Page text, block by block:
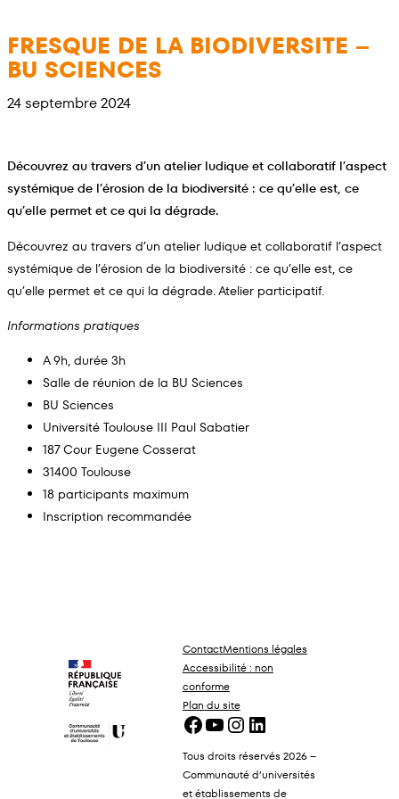
au
contenu
FRESQUE DE LA BIODIVERSITE –
BU SCIENCES
24 septembre 2024
Découvrez au travers d’un atelier ludique et collaboratif l’aspect
systémique de l’érosion de la biodiversité : ce qu’elle est, ce
qu’elle permet et ce qui la dégrade.
Découvrez au travers d’un atelier ludique et collaboratif l’aspect
systémique de l’érosion de la biodiversité : ce qu’elle est, ce
qu’elle permet et ce qui la dégrade. Atelier participatif.
Informations pratiques
A 9h, durée 3h
Salle de réunion de la BU Sciences
BU Sciences
Université Toulouse III Paul Sabatier
187 Cour Eugene Cosserat
31400 Toulouse
18 participants maximum
Inscription recommandée
ContactMentions légales
Accessibilité : non
conforme
Plan du site
Facebook YouTube Instagram LinkedIn
Tous droits réservés 2026 –
Communauté d’universités
et établissements de